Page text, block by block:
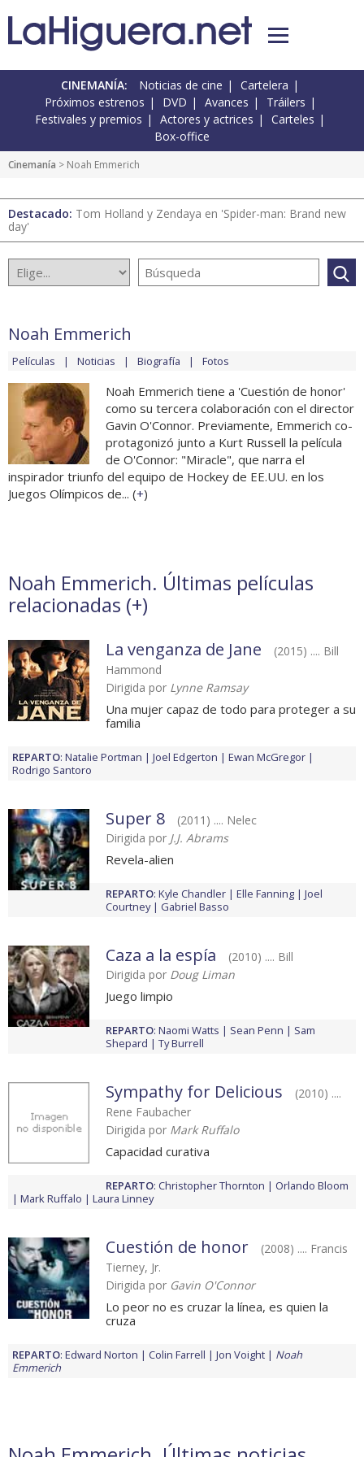
CINEMANÍA: Noticias de cine
Cartelera
Próximos estrenos
DVD Avances
Tráilers
Festivales y premios
Actores y actrices
Carteles
Box-office
Cinemanía > Noah Emmerich
Destacado: Tom Holland y Zendaya en 'Spider-man: Brand new
day'
Noah Emmerich
Películas Noticias Biografía Fotos
Noah Emmerich tiene a 'Cuestión de honor'
como su tercera colaboración con el director
Gavin O'Connor. Previamente, Emmerich co-
protagonizó junto a Kurt Russell la película
de O'Connor: "Miracle", que narra el
inspirador triunfo del equipo de Hockey de EE.UU. en los
Juegos Olímpicos de... (+)
Noah Emmerich. Últimas películas
relacionadas (+)
La venganza de Jane
(2015) .... Bill
Hammond
Dirigida por Lynne Ramsay
Una mujer capaz de todo para proteger a su
familia
REPARTO: Natalie Portman Joel Edgerton
Ewan McGregor
Rodrigo Santoro
Super 8
(2011) .... Nelec
Dirigida por J.J. Abrams
Revela-alien
REPARTO: Kyle Chandler Elle Fanning
Joel
Courtney
Gabriel Basso
Caza a la espía
(2010) .... Bill
Dirigida por Doug Liman
Juego limpio
REPARTO: Naomi Watts Sean Penn
Sam
Shepard
Ty Burrell
Sympathy for Delicious
(2010) ....
Rene Faubacher
Dirigida por Mark Ruffalo
Capacidad curativa
REPARTO: Christopher Thornton
Orlando Bloom
Mark Ruffalo
Laura Linney
Cuestión de honor
(2008) .... Francis
Tierney, Jr.
Dirigida por Gavin O'Connor
Lo peor no es cruzar la línea, es quien la
cruza
REPARTO: Edward Norton Colin Farrell Jon Voight
Noah
Emmerich